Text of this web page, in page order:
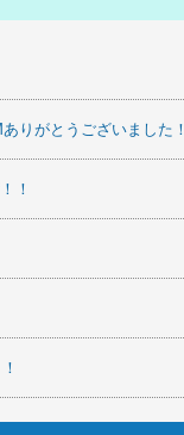
りがとうございました！
！